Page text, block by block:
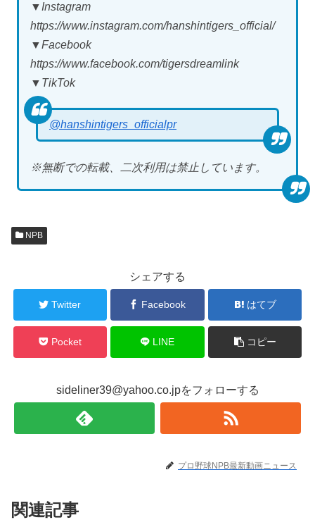
▼Instagram
https://www.instagram.com/hanshintigers_official/
▼Facebook
https://www.facebook.com/tigersdreamlink
▼TikTok
@hanshintigers_officialpr
※無断での転載、二次利用は禁止しています。
NPB
シェアする
Twitter Facebook はてブ
Pocket LINE コピー
sideliner39@yahoo.co.jpをフォローする
プロ野球NPB最新動画ニュース
関連記事